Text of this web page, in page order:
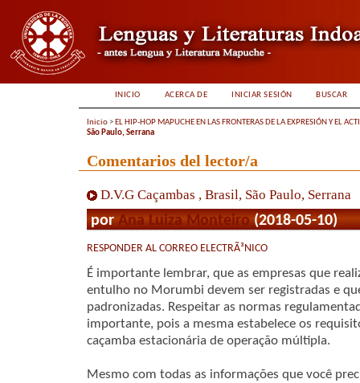
INICIO ACERCA DE INICIAR SESIÓN BUSCAR
Inicio > EL HIP-HOP MAPUCHE EN LAS FRONTERAS DE LA EXPRESIÓN Y EL
São Paulo, Serrana
Comentarios del lector/a
D.V.G Caçambas , Brasil, São Paulo, Serrana
porAna Luiza Monteiro(2018-05-10)
RESPONDER AL CORREO ELECTRÃ³NICO
É importante lembrar, que as empresas que
entulho no Morumbi devem ser registradas e
padronizadas. Respeitar as normas
importante, pois a mesma estabelece os
caçamba estacionária de operação múltipla.
Mesmo com todas as informações que você